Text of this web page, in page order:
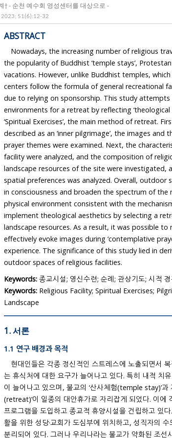
신학적 미학을 적용한 가톨릭 피정시설 환경설계† - 순천 예수회 영성센터를 대상으로 -
2023; 51(6):12-32
ABSTRACT
Nowadays, the increasing number of religious
the popularity of Buddhist ‘temple stays’, Protestant and Catholic ‘retreats’ as
vacations. However, unlike Buddhist temples, which are inculturated, Christian retreat
centers follow the formula of general recreational facilities and lack an overall framework
due to relying on sponsorship. This study attempts to design appropriate outdoor
environments for a retreat by reflecting ‘theological aesthetics’ based
‘Spiritual Exercises’, the main method of retreat. First, as the Spiritual Exercises are often
described as an ‘inner pilgrimage’, the images and theological aesthetics experienced in
prayer themes were examined. Next, the characteristics of the spaces
facility were analyzed, and the composition of religious spaces was proposed.
landscape resources of the site were investigated, and the retreatants’ behavior to derive
spatial preferences was analyzed. Overall, outdoor spaces were planned to induce a shift
in consciousness and broaden the spectrum of the retreatants’ experience through a
physical environment consistent with the mechanism of prayer. This study aimed to
implement theological aesthetics by selecting a retreat
landscape resources. As a result, it was possible to reveal the ‘poetic
effectively evoke images during ‘contemplative prayer’, and to support religious
experience. The significance of this study lied in deriving various design vocabularies for
outdoor spaces of religious facilities.
Keywords: 종교시설; 영신수련; 순례; 관상기도; 시적
Keywords: Religious Facility; Spiritual Exercises;
Landscape
1. 서론
1.1 연구 배경과 목적
현대인들은 각종 정신적인 스트레스에 노출되면서 복잡한 도시에서 벗어나 고요하게 쉴 수 있
는 휴식처에 대한 요구가 늘어나고 있다. 특히 내적 치유나 영적인 재충전을 원하는 종교 여행객
이 늘어나고 있으며, 불교의 ‘산사체험(temple stay)’과 개신교의 ‘수련회’, 가톨릭의 ‘피정
(retreat)’이 일종의 대안휴가로 자리잡게 되었다. 이에 각 종교계에서는 일반인의 수준에 맞는
프로그램을 도입하고 종교적 휴양시설을 건립하고 있다. 한편 서양에서는 일반 신도들의 신앙생
활을 위한 성당·교회가 도심부에 위치하고, 성직자의 수도생활을 위한 수도원·수녀원은 외곽에
분리되어 있다. 그러나 우리나라는 불교가 약화된 조선시대 이후로 사찰이 도시 외곽에 입지하면